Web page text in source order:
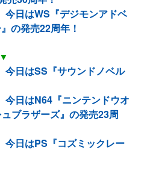
今日はWS『デジモンアドベ
の発売22周年！
今日はSS『サウンドノベル
今日はN64『ニンテンドウオ
ブラザーズ』の発売23周
今日はPS『コズミックレー